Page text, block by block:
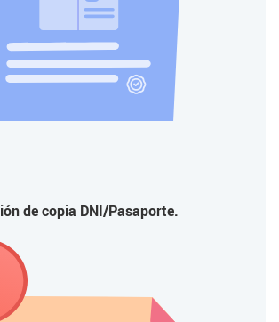
de copia DNI/Pasaporte.